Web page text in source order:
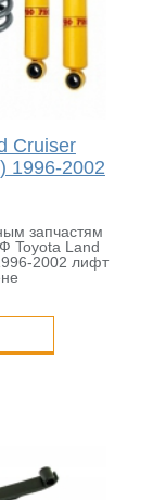
Cruiser
1996-2002
запчастям
Toyota Land
2002 лифт